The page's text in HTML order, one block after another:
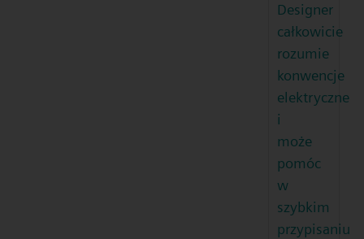
Designer
całkowicie
rozumie
konwencje
elektryczne
i
może
pomóc
w
szybkim
przypisaniu